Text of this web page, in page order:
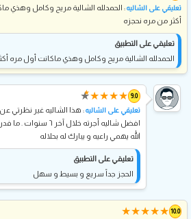
تعليقي على الشاليه: الحمدلله الشالية مريح وكامل وهذي
أكثر من مره نحجزه
تعليقي على التطبيق
الحمدلله الشالية مريح وكامل وهذي ماكانت أول مره
9.0
★
★
★
★
★
★
تعليقي على الشاليه: هذا الشاليه غير نظرتي عن
افضل شاليه أجرته
الله يهمي راعيه و يبارك له بحلاله
تعليقي على التطبيق
الحجز جداً سريع و بسيط و سهل
10.0
★
★
★
★
★